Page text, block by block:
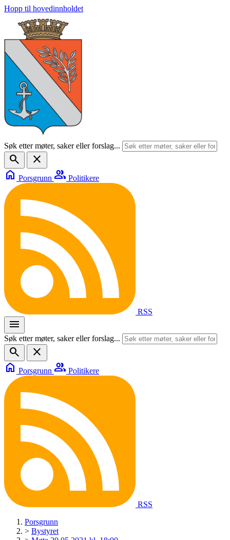
Hopp til hovedinnholdet
Søk etter møter, saker eller forslag...
search
close
home Porsgrunn group Politikere
RSS
menu
Søk etter møter, saker eller forslag...
search
close
home Porsgrunn group Politikere
RSS
Porsgrunn
> Bystyret